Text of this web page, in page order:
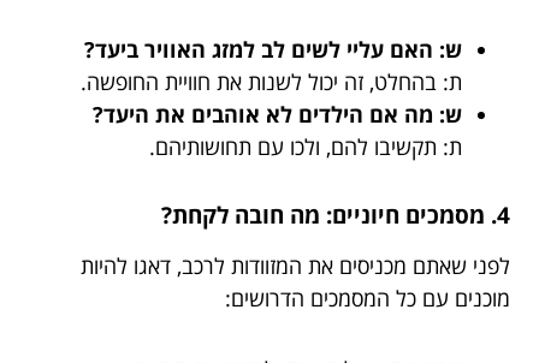
ש: האם עליי לשים לב למזג האוויר ביעד?
ת: בהחלט, זה יכול לשנות את חוויית החופשה.
ש: מה אם הילדים לא אוהבים את היעד?
ת: תקשיבו להם, ולכו עם תחושותיהם.
4. מסמכים חיוניים: מה חובה לקחת?
לפני שאתם מכניסים את המזוודות לרכב, דאגו להיות
מוכנים עם כל המסמכים הדרושים: